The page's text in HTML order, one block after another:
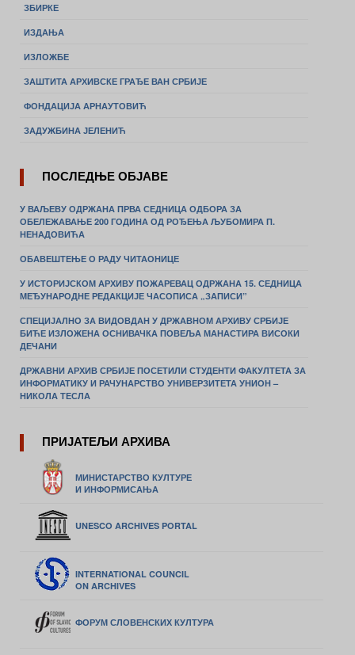
ЗБИРКЕ
ИЗДАЊА
ИЗЛОЖБЕ
ЗАШТИТА АРХИВСКЕ ГРАЂЕ ВАН СРБИЈЕ
ФОНДАЦИЈА АРНАУТОВИЋ
ЗАДУЖБИНА ЈЕЛЕНИЋ
ПОСЛЕДЊЕ ОБЈАВЕ
У ВАЉЕВУ ОДРЖАНА ПРВА СЕДНИЦА ОДБОРА ЗА
ОБЕЛЕЖАВАЊЕ 200 ГОДИНА ОД РОЂЕЊА ЉУБОМИРА П.
НЕНАДОВИЋА
ОБАВЕШТЕЊЕ О РАДУ ЧИТАОНИЦЕ
У ИСТОРИЈСКОМ АРХИВУ ПОЖАРЕВАЦ ОДРЖАНА 15. СЕДНИЦА
МЕЂУНАРОДНЕ РЕДАКЦИЈЕ ЧАСОПИСА „ЗАПИСИ”
СПЕЦИЈАЛНО ЗА ВИДОВДАН У ДРЖАВНОМ АРХИВУ СРБИЈЕ
БИЋЕ ИЗЛОЖЕНА ОСНИВАЧКА ПОВЕЉА МАНАСТИРА ВИСОКИ
ДЕЧАНИ
ДРЖАВНИ АРХИВ СРБИЈЕ ПОСЕТИЛИ СТУДЕНТИ ФАКУЛТЕТА ЗА
ИНФОРМАТИКУ И РАЧУНАРСТВО УНИВЕРЗИТЕТА УНИОН –
НИКОЛА ТЕСЛА
ПРИЈАТЕЉИ АРХИВА
МИНИСТАРСТВО КУЛТУРЕ
И ИНФОРМИСАЊА
UNESCO ARCHIVES PORTAL
INTERNATIONAL COUNCIL
ON ARCHIVES
ФОРУМ СЛОВЕНСКИХ КУЛТУРА